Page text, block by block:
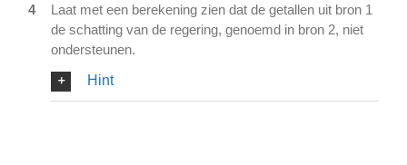
4
Laat met een berekening zien dat de getallen uit bron 1
de schatting van de regering, genoemd in bron 2, niet
ondersteunen.
Hint